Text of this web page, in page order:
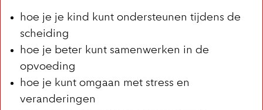
hoe je je kind kunt ondersteunen tijdens de
scheiding
hoe je beter kunt samenwerken in de
opvoeding
hoe je kunt omgaan met stress en
veranderingen